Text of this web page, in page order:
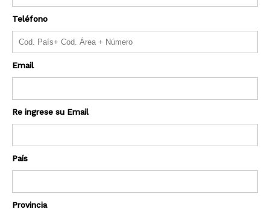
Teléfono
Email
Re ingrese su Email
País
Provincia